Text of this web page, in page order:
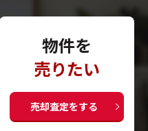
物件を
売りたい
売却査定をする